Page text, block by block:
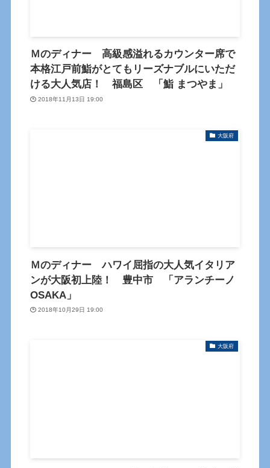
Ｍのディナー 高級感溢れるカウンター席で
本格江戸前鮨がとてもリーズナブルにいただ
ける大人気店！ 福島区 「鮨 まつやま」
2018年11月13日 19:00
大阪府
Ｍのディナー ハワイ屈指の大人気イタリア
ンが大阪初上陸！ 豊中市 「アランチーノ
OSAKA」
2018年10月29日 19:00
大阪府